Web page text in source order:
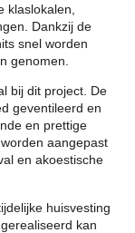
klaslokalen,
Dankzij de
snel worden
genomen.
bij dit project. De
geventileerd en
en prettige
aangepast
en akoestische
huisvesting
kan